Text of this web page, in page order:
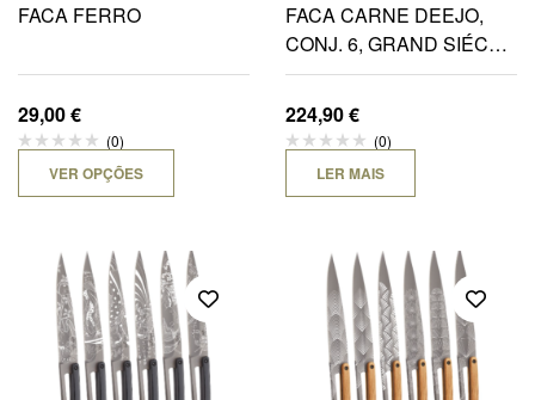
FACA FERRO
29,00€
(0)
VER OPÇÕES
FACA CARNE DEEJO,
CONJ. 6, GRAND SIÉCLE,
TITANIUM, MADEIRA
CORAL
224,90€
(0)
LER MAIS